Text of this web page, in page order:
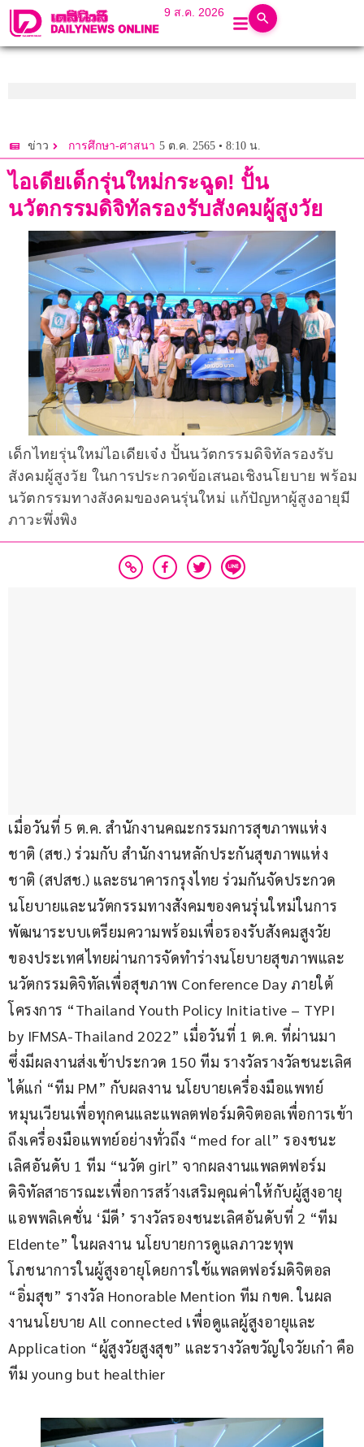
9 ส.ค. 2026
ข่าว การศึกษา-ศาสนา 5 ต.ค. 2565 • 8:10 น.
ไอเดียเด็กรุ่นใหม่กระฉูด! ปั้น
นวัตกรรมดิจิทัลรองรับสังคมผู้สูงวัย
เด็กไทยรุ่นใหม่ไอเดียเจ๋ง ปั้นนวัตกรรมดิจิทัลรองรับ
สังคมผู้สูงวัย ในการประกวดข้อเสนอเชิงนโยบาย พร้อม
นวัตกรรมทางสังคมของคนรุ่นใหม่ แก้ปัญหาผู้สูงอายุมี
ภาวะพึ่งพิง
เมื่อวันที่ 5 ต.ค. สำนักงานคณะกรรมการสุขภาพแห่ง
ชาติ (สช.) ร่วมกับ สำนักงานหลักประกันสุขภาพแห่ง
ชาติ (สปสช.) และธนาคารกรุงไทย ร่วมกันจัดประกวด
นโยบายและนวัตกรรมทางสังคมของคนรุ่นใหม่ในการ
พัฒนาระบบเตรียมความพร้อมเพื่อรองรับสังคมสูงวัย
ของประเทศไทยผ่านการจัดทำร่างนโยบายสุขภาพและ
นวัตกรรมดิจิทัลเพื่อสุขภาพ Conference Day ภายใต้
โครงการ “Thailand Youth Policy Initiative – TYPI
by IFMSA-Thailand 2022” เมื่อวันที่ 1 ต.ค. ที่ผ่านมา
ซึ่งมีผลงานส่งเข้าประกวด 150 ทีม รางวัลรางวัลชนะเลิศ
ได้แก่ “ทีม PM” กับผลงาน นโยบายเครื่องมือแพทย์
หมุนเวียนเพื่อทุกคนและแพลตฟอร์มดิจิตอลเพื่อการเข้า
ถึงเครื่องมือแพทย์อย่างทั่วถึง “med for all” รองชนะ
เลิศอันดับ 1 ทีม “นวัต girl” จากผลงานแพลตฟอร์ม
ดิจิทัลสาธารณะเพื่อการสร้างเสริมคุณค่าให้กับผู้สูงอายุ
แอพพลิเคชั่น ‘มีดี’ รางวัลรองชนะเลิศอันดับที่ 2 “ทีม
Eldente” ในผลงาน นโยบายการดูแลภาวะทุพ
โภชนาการในผู้สูงอายุโดยการใช้แพลตฟอร์มดิจิตอล
“อิ่มสุข” รางวัล Honorable Mention ทีม กขค. ในผล
งานนโยบาย All connected เพื่อดูแลผู้สูงอายุและ
Application “ผู้สูงวัยสูงสุข” และรางวัลขวัญใจวัยเก๋า คือ
ทีม young but healthier